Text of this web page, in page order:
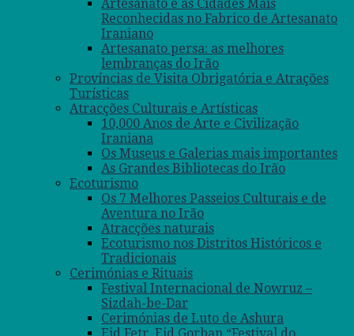
Artesanato e as Cidades Mais
Reconhecidas no Fabrico de Artesanato
Iraniano
Artesanato persa: as melhores
lembranças do Irão
Províncias de Visita Obrigatória e Atrações
Turísticas
Atracções Culturais e Artísticas
10,000 Anos de Arte e Civilização
Iraniana
Os Museus e Galerias mais importantes
As Grandes Bibliotecas do Irão
Ecoturismo
Os 7 Melhores Passeios Culturais e de
Aventura no Irão
Atracções naturais
Ecoturismo nos Distritos Históricos e
Tradicionais
Cerimónias e Rituais
Festival Internacional de Nowruz –
Sizdah-be-Dar
Cerimónias de Luto de Ashura